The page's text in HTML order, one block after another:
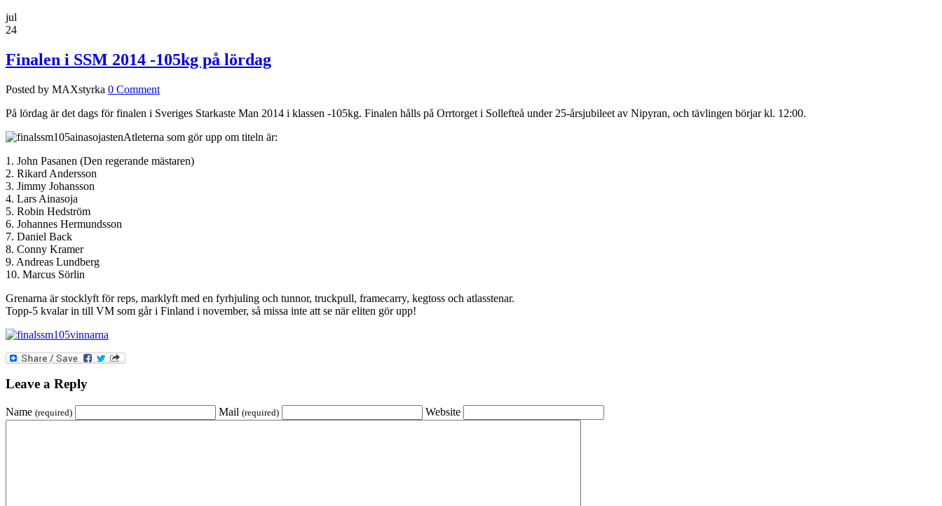
jul
24
Finalen i SSM 2014 -105kg på lördag
Posted by MAXstyrka 0 Comment
På lördag är det dags för finalen i Sveriges Starkaste Man 2014 i klassen -105kg. Finalen hålls på Orrtorget i Sollefteå under 25-årsjubileet av Nipyran, och tävlingen börjar kl. 12:00.
Atleterna som gör upp om titeln är:
1. John Pasanen (Den regerande mästaren)
2. Rikard Andersson
3. Jimmy Johansson
4. Lars Ainasoja
5. Robin Hedström
6. Johannes Hermundsson
7. Daniel Back
8. Conny Kramer
9. Andreas Lundberg
10. Marcus Sörlin
Grenarna är stocklyft för reps, marklyft med en fyrhjuling och tunnor, truckpull, framecarry, kegtoss och atlasstenar.
Topp-5 kvalar in till VM som går i Finland i november, så missa inte att se när eliten gör upp!
Leave a Reply
Name (required) Mail (required) Website